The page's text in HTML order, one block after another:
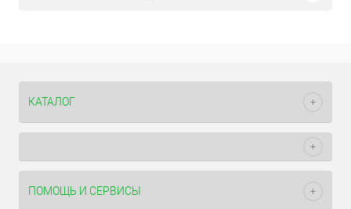
КАТАЛОГ
ПОМОЩЬ И СЕРВИСЫ